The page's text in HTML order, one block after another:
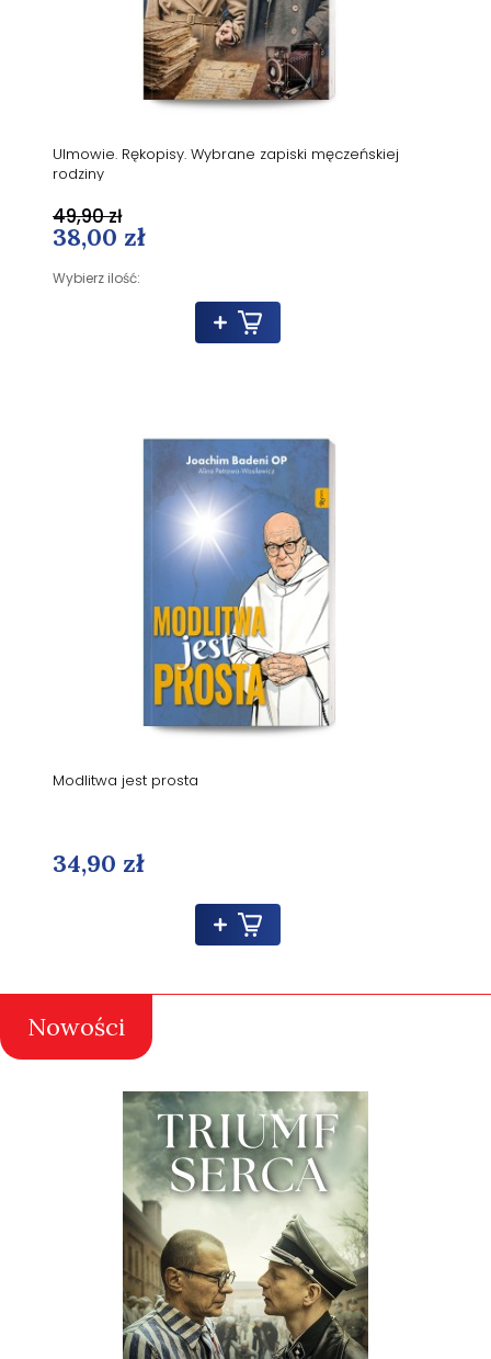
Ulmowie. Rękopisy. Wybrane zapiski męczeńskiej
rodziny
38,00 zł
Wybierz ilość:
49,90 zł
Modlitwa jest prosta
34,90 zł
Nowości